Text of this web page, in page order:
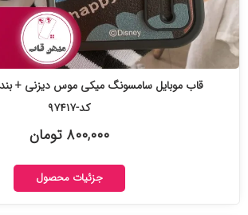
قاب موبایل سامسونگ میکی موس دیزنی +
کد-۹۷۴۱۷
۸۰۰,۰۰۰ تومان
جزئیات محصول